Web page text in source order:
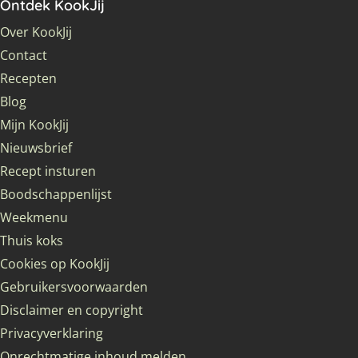
Ontdek KookJij
Over KookJij
Contact
Recepten
Blog
Mijn KookJij
Nieuwsbrief
Recept insturen
Boodschappenlijst
Weekmenu
Thuis koks
Cookies op KookJij
Gebruikersvoorwaarden
Disclaimer en copyright
Privacyverklaring